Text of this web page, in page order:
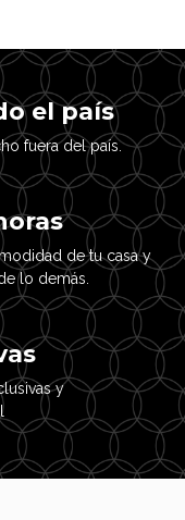
el país
fuera del país.
de tu casa y
lo demás.
y